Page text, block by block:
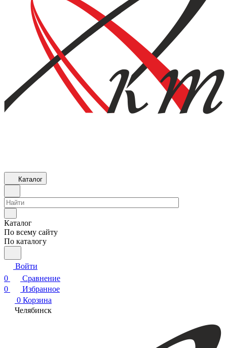
Каталог
Каталог
По всему сайту
По каталогу
Войти
0
Сравнение
0
Избранное
0 Корзина
Челябинск